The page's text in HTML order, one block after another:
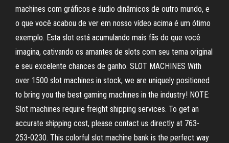
machines com gráficos e áudio dinâmicos de outro mundo, e
o que você acabou de ver em nosso vídeo acima é um ótimo
exemplo. Esta slot está acumulando mais fãs do que você
imagina, cativando os amantes de slots com seu tema original
e seu excelente chances de ganho. SLOT MACHINES With
over 1500 slot machines in stock, we are uniquely positioned
to bring you the best gaming machines in the industry! NOTE:
Slot machines require freight shipping services. To get an
accurate shipping cost, please contact us directly at 763-
253-0230. This colorful slot machine bank is the perfect way